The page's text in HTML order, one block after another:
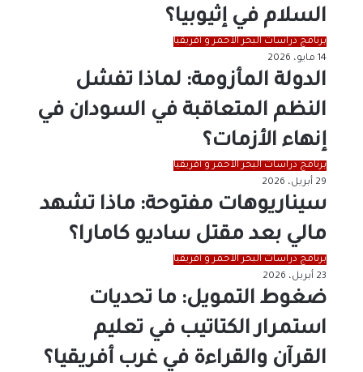
السلام في إثيوبيا؟
برنامج دراسات البحر الأحمر و أفريقيا
14 مايو، 2026
الدولة المأزومة: لماذا تفشل
النظم المتعاقبة في السودان في
إنهاء الأزمات؟
برنامج دراسات البحر الأحمر و أفريقيا
29 أبريل، 2026
سيناريوهات مفتوحة: ماذا تشهد
مالي بعد مقتل ساديو كامارا؟
برنامج دراسات البحر الأحمر و أفريقيا
23 أبريل، 2026
ضغوط التمويل: ما تحديات
استمرار الكتاتيب في تعليم
القرآن والقراءة في غرب أفريقيا؟